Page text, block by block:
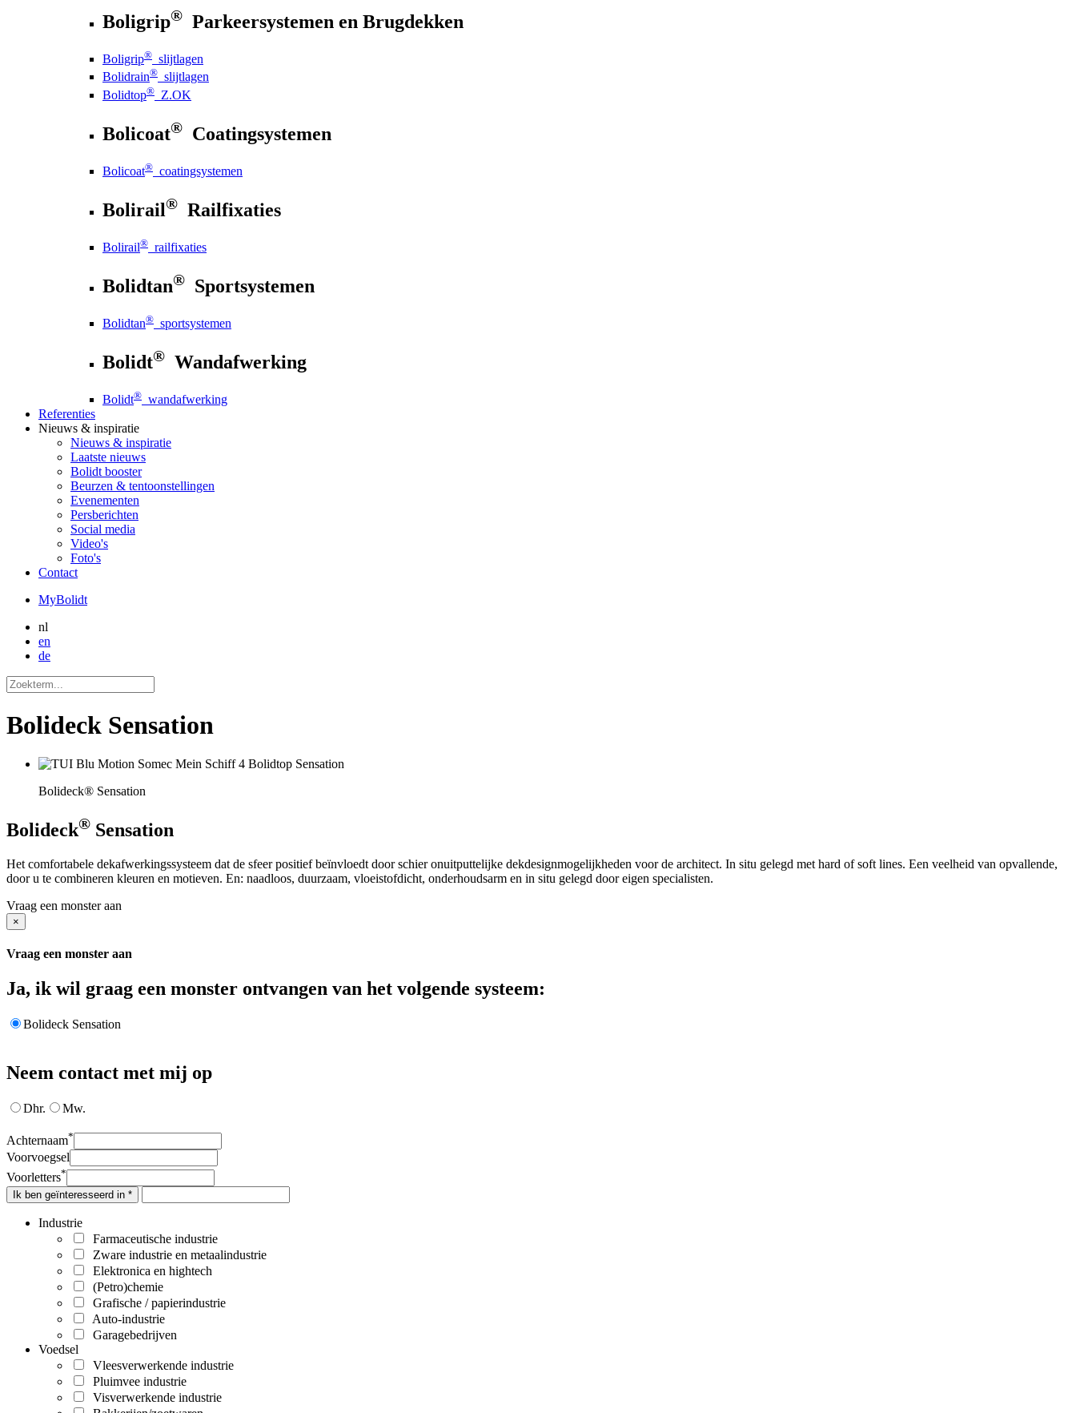
Boligrip® Parkeersystemen en Brugdekken
Boligrip® slijtlagen
Bolidrain® slijtlagen
Bolidtop® Z.OK
Bolicoat® Coatingsystemen
Bolicoat® coatingsystemen
Bolirail® Railfixaties
Bolirail® railfixaties
Bolidtan® Sportsystemen
Bolidtan® sportsystemen
Bolidt® Wandafwerking
Bolidt® wandafwerking
Referenties
Nieuws & inspiratie
Nieuws & inspiratie
Laatste nieuws
Bolidt booster
Beurzen & tentoonstellingen
Evenementen
Persberichten
Social media
Video's
Foto's
Contact
MyBolidt
nl
en
de
Bolideck Sensation
Bolideck® Sensation
Bolideck® Sensation
Het comfortabele dekafwerkingssysteem dat de sfeer positief beïnvloedt door schier onuitputtelijke dekdesignmogelijkheden voor de architect. In situ gelegd met hard of soft lines. Een veelheid van opvallende,
door u te combineren kleuren en motieven. En: naadloos, duurzaam, vloeistofdicht, onderhoudsarm en in situ gelegd door eigen specialisten.
Vraag een monster aan
×
Vraag een monster aan
Ja, ik wil graag een monster ontvangen van het volgende systeem:
Bolideck Sensation
Neem contact met mij op
Dhr. Mw.
Achternaam*
Voorvoegsel
Voorletters*
Ik ben geïnteresseerd in *
Industrie
Farmaceutische industrie
Zware industrie en metaalindustrie
Elektronica en hightech
(Petro)chemie
Grafische / papierindustrie
Auto-industrie
Garagebedrijven
Voedsel
Vleesverwerkende industrie
Pluimvee industrie
Visverwerkende industrie